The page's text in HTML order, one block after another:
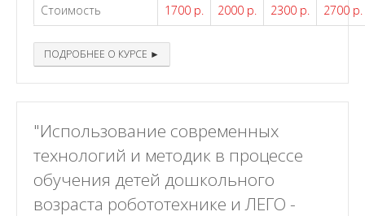
Стоимость
1700 р. 2000 р. 2300 р. 2700 р.
ПОДРОБНЕЕ О КУРСЕ ►
"Использование современных
технологий и методик в процессе
обучения детей дошкольного
возраста робототехнике и ЛЕГО -